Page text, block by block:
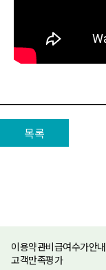
목록
이용약관비급여수가안내
고객만족평가